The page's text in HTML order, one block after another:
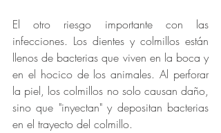
El otro riesgo importante con las
infecciones. Los dientes y colmillos están
llenos de bacterias que viven en la boca y
en el hocico de los animales. Al perforar
la piel, los colmillos no solo causan daño,
sino que "inyectan" y depositan bacterias
en el trayecto del colmillo.